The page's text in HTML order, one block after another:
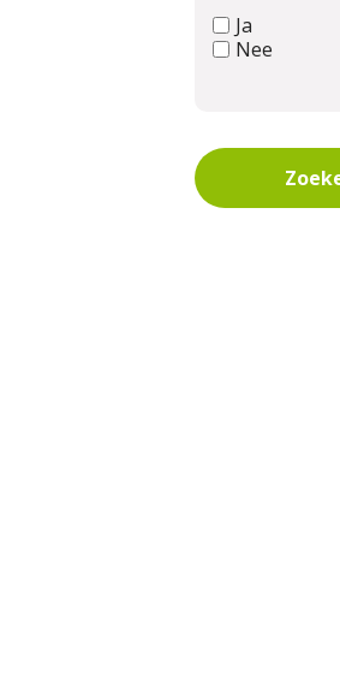
Ja
Nee